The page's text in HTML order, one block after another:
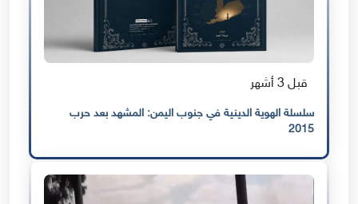
قبل 3 أشهر
سلسلة الهوية الدينية في جنوب اليمن: المشهد بعد حرب
2015